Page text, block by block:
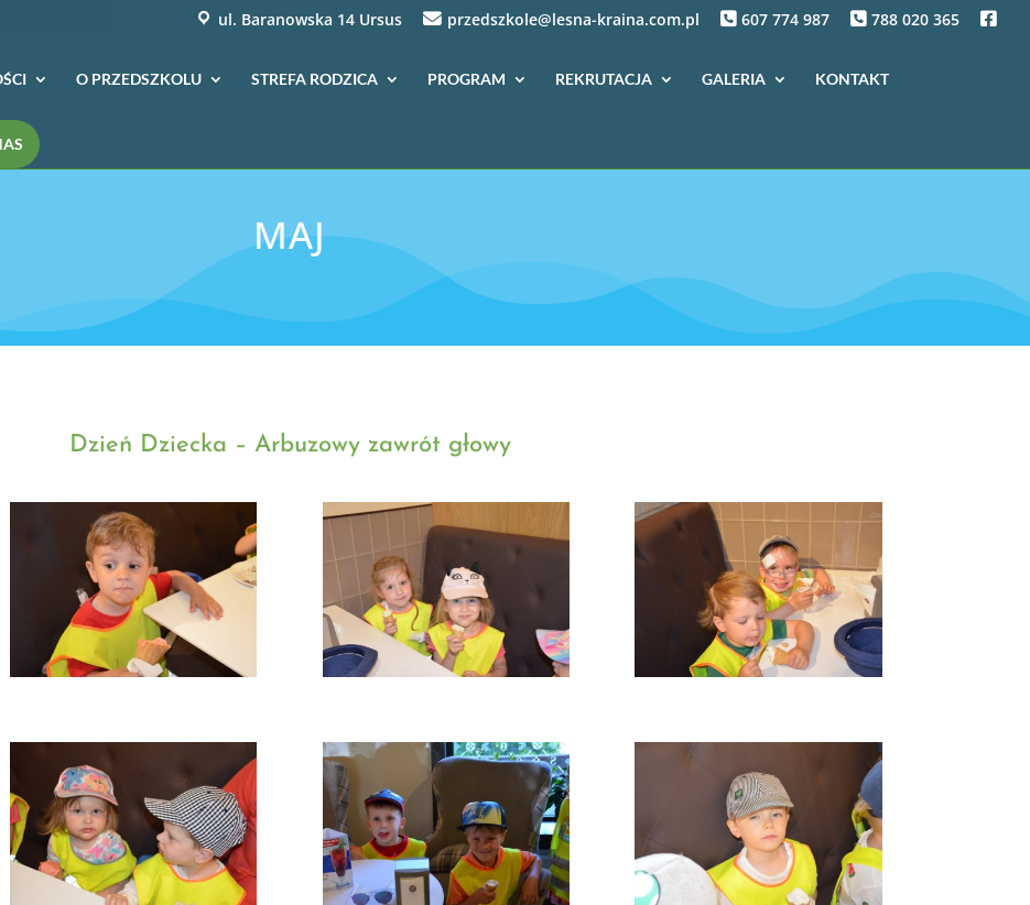
ul. Baranowska 14 Ursus przedszkole@lesna-kraina.com.pl 607 774 987 788 020 365 f
b
O PRZEDSZKOLU STREFA RODZICA PROGRAM REKRUTACJA GALERIA KONTAKT
MAJ
Dzień Dziecka – Arbuzowy zawrót głowy